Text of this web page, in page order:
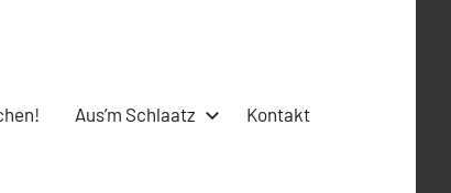
Aus’m Schlaatz Kontakt